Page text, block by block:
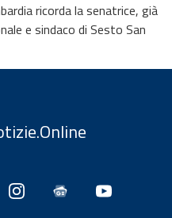
ricorda la senatrice, già
e sindaco di Sesto San